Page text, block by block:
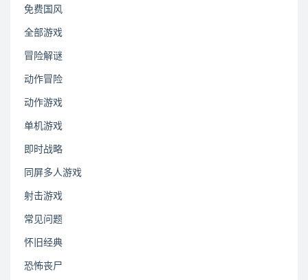
免费国风
全部游戏
冒险解谜
动作冒险
动作游戏
单机游戏
即时战略
同屏多人游戏
射击游戏
常见问题
怀旧经典
恐怖丧尸